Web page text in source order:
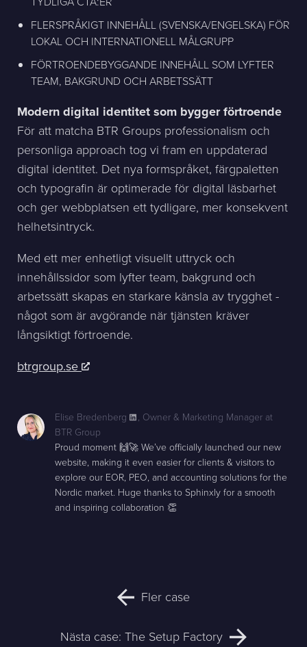
FLERSPRÅKIGT INNEHÅLL (SVENSKA/ENGELSKA) FÖR
LOKAL OCH INTERNATIONELL MÅLGRUPP
FÖRTROENDEBYGGANDE INNEHÅLL SOM LYFTER
TEAM, BAKGRUND OCH ARBETSSÄTT
Modern digital identitet som bygger förtroende
För att matcha BTR Groups professionalism och
personliga approach tog vi fram en uppdaterad
digital identitet. Det nya formspråket, färgpaletten
och typografin är optimerade för digital läsbarhet
och ger webbplatsen ett tydligare, mer konsekvent
helhetsintryck.
Med ett mer enhetligt visuellt uttryck och
innehållssidor som lyfter team, bakgrund och
arbetssätt skapas en starkare känsla av trygghet -
något som är avgörande när tjänsten kräver
långsiktigt förtroende.
btrgroup.se
Elise Bredenberg , Owner & Marketing Manager at
BTR Group
Proud moment 🙌🚀 We’ve officially launched our new
website, making it even easier for clients & visitors to
explore our EOR, PEO, and accounting solutions for the
Nordic market. Huge thanks to Sphinxly for a smooth
and inspiring collaboration 👏
Fler case
Nästa case: The Setup Factory